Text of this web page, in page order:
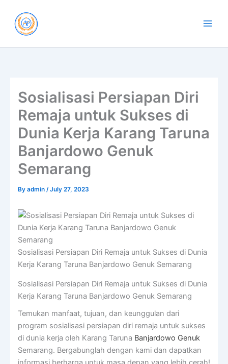
content
Sosialisasi Persiapan Diri
Remaja untuk Sukses di
Dunia Kerja Karang Taruna
Banjardowo Genuk
Semarang
By admin /July 27, 2023
Sosialisasi Persiapan Diri Remaja untuk Sukses di Dunia
Kerja Karang Taruna Banjardowo Genuk Semarang
Sosialisasi Persiapan Diri Remaja untuk Sukses di Dunia
Kerja Karang Taruna Banjardowo Genuk Semarang
Temukan manfaat, tujuan, dan keunggulan dari
program sosialisasi persiapan diri remaja untuk sukses
di dunia kerja oleh Karang Taruna Banjardowo Genuk
Semarang. Bergabunglah dengan kami dan dapatkan